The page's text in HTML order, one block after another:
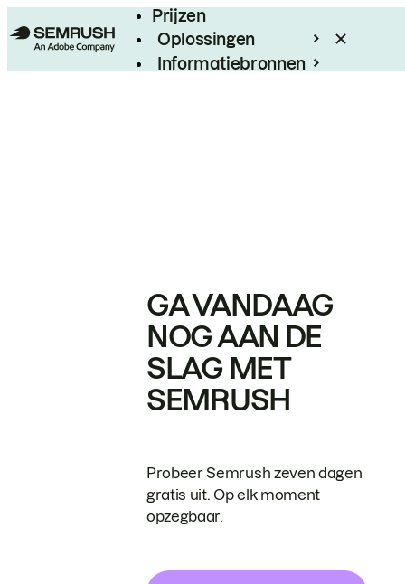
Prijzen
Oplossingen
Informatiebronnen
GA VANDAAG
NOG AAN DE
SLAG MET
SEMRUSH
Probeer Semrush zeven dagen
gratis uit. Op elk moment
opzegbaar.